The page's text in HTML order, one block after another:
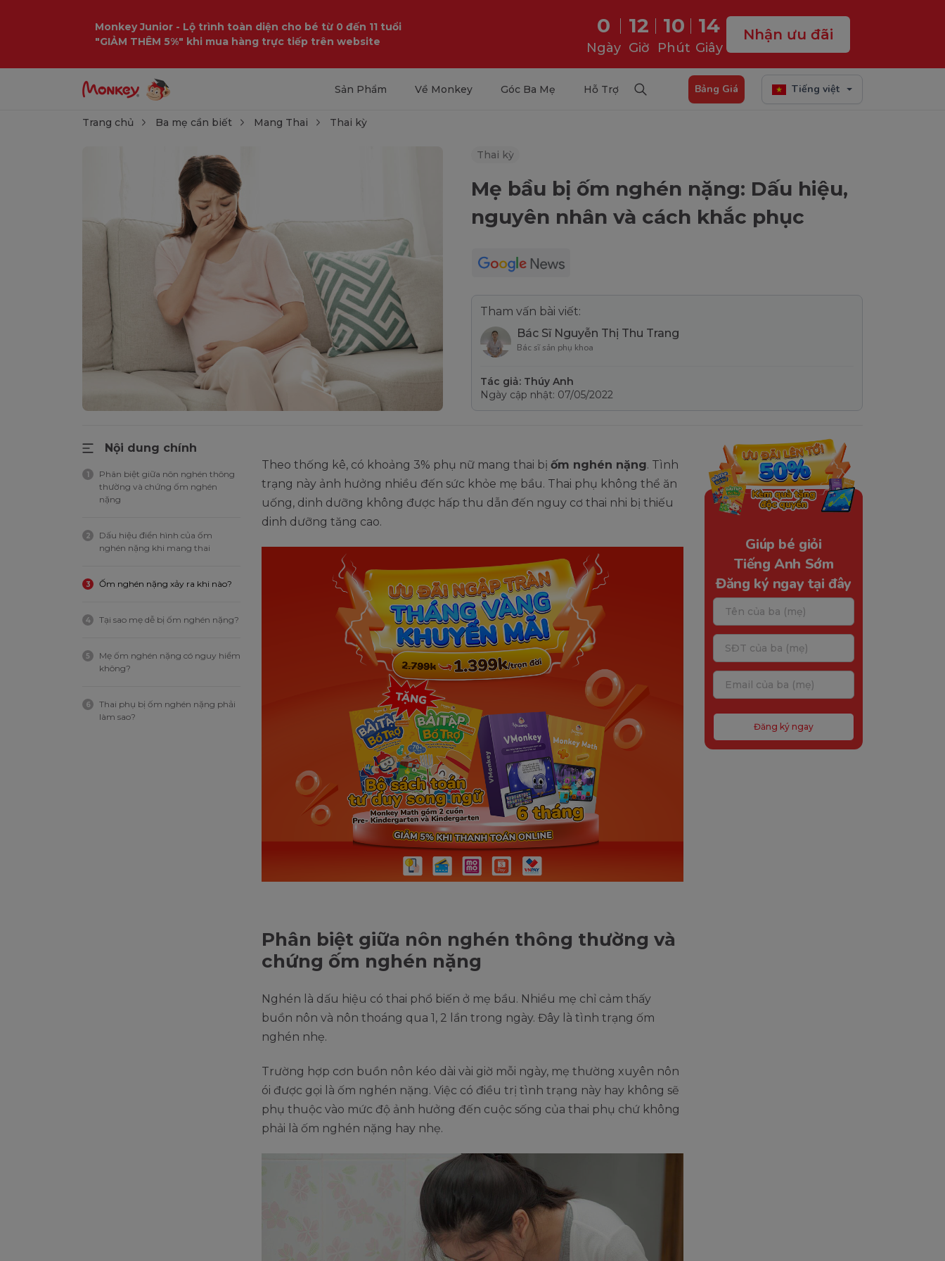
Monkey Junior - Lộ trình toàn diện cho bé từ 0 đến 11 tuổi
"GIẢM THÊM 5%" khi mua hàng trực tiếp trên website
0
Ngày
12
Giờ
10
Phút
13
Giây
Nhận ưu đãi
Sản Phẩm Về Monkey Góc Ba Mẹ Hỗ Trợ Bảng Giá Tiếng việt
Trang chủ Ba mẹ cần biết Mang Thai Thai kỳ
Thai kỳ
Mẹ bầu bị ốm nghén nặng: Dấu hiệu,
nguyên nhân và cách khắc phục
Tham vấn bài viết:
Bác Sĩ Nguyễn Thị Thu Trang
Bác sĩ sản phụ khoa
Tác giả: Thúy Anh
Ngày cập nhật: 07/05/2022
Nội dung chính
1
Phân biệt giữa nôn nghén thông
thường và chứng ốm nghén
nặng
2
Dấu hiệu điển hình của ốm
nghén nặng khi mang thai
3 Ốm nghén nặng xảy ra khi nào?
4 Tại sao mẹ dễ bị ốm nghén nặng?
5
Mẹ ốm nghén nặng có nguy hiểm
không?
6
Thai phụ bị ốm nghén nặng phải
làm sao?
Theo thống kê, có khoảng 3% phụ nữ mang thai bị ốm nghén nặng. Tình
trạng này ảnh hưởng nhiều đến sức khỏe mẹ bầu. Thai phụ không thể ăn
uống, dinh dưỡng không được hấp thu dẫn đến nguy cơ thai nhi bị thiếu
dinh dưỡng tăng cao.
Phân biệt giữa nôn nghén thông thường và
chứng ốm nghén nặng
Nghén là dấu hiệu có thai phổ biến ở mẹ bầu. Nhiều mẹ chỉ cảm thấy
buồn nôn và nôn thoáng qua 1, 2 lần trong ngày. Đây là tình trạng ốm
nghén nhẹ.
Trường hợp cơn buồn nôn kéo dài vài giờ mỗi ngày, mẹ thường xuyên nôn
ói được gọi là ốm nghén nặng. Việc có điều trị tình trạng này hay không sẽ
phụ thuộc vào mức độ ảnh hưởng đến cuộc sống của thai phụ chứ không
phải là ốm nghén nặng hay nhẹ.
Giúp bé giỏi
Tiếng Anh Sớm
Đăng ký ngay tại đây
Đăng ký ngay